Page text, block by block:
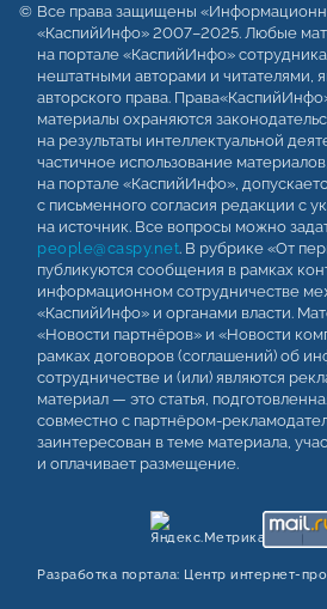
Все права защищены
«КаспийИнфо» 2007–2025. Любые
на портале «КаспийИнфо»
нештатными авторами и читателями,
авторского права.
материалы охраняются
на результаты интеллектуальной
частичное использование
на портале «КаспийИнфо»,
с письменного согласия редакции с
на источник. Все вопросы можно
people@caspy.net. В рубрике «От
публикуются сообщения в рамках
информационном сотрудничестве
«КаспийИнфо» и органами власти.
«Новости партнёров» и «Новости
рамках договоров (соглашений) об
сотрудничестве и (или) являются
материал — это статья,
совместно с партнёром-
заинтересован в теме материала,
и оплачивает размещение.
Разработка портала: Центр